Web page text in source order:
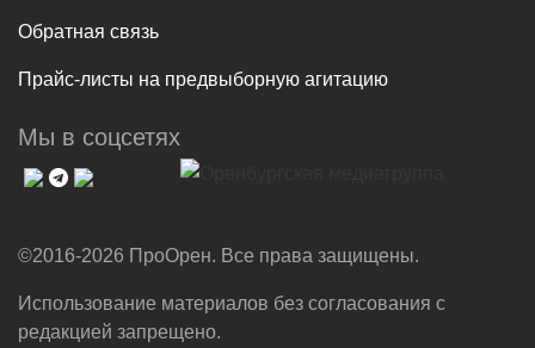
Обратная связь
Прайс-листы на предвыборную агитацию
Мы в соцсетях
©2016-2026 ПроОрен. Все права защищены.
Использование материалов без согласования с
редакцией запрещено.